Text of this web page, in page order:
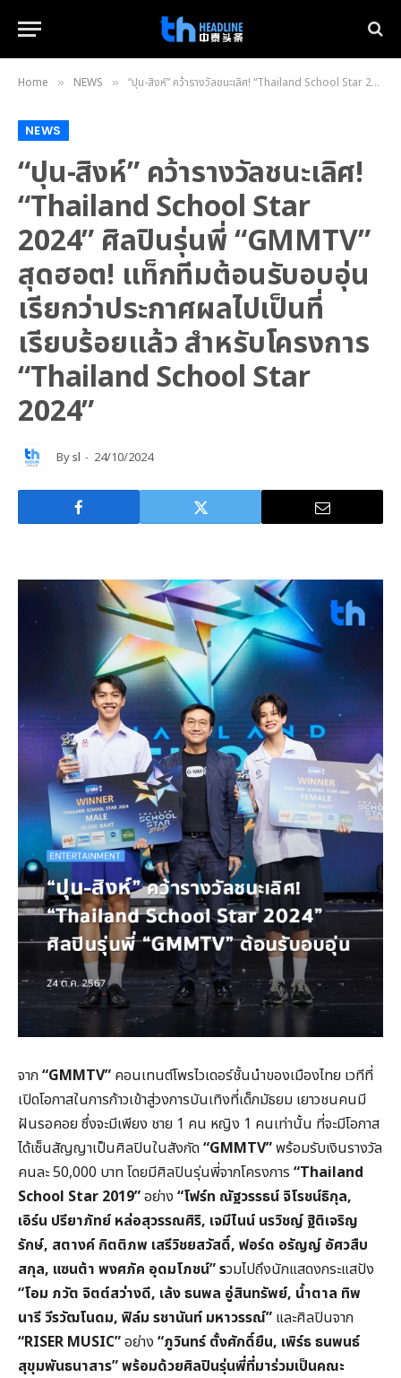
Home » NEWS » “ปุน-สิงห์” คว้ารางวัลชนะเลิศ! “Thailand School Star 2024” ศิลปินรุ่นพี่ “GMMTV” สุดฮอต! แท็กทีมต้อนรับอบอุ่น เรียกว่าประกาศผลไปเป็นที่เรียบร้อยแล้ว สำหรับโครงการ “Thailand School Star 2024”
NEWS
“ปุน-สิงห์” คว้ารางวัลชนะเลิศ!
“Thailand School Star
2024” ศิลปินรุ่นพี่ “GMMTV”
สุดฮอต! แท็กทีมต้อนรับอบอุ่น
เรียกว่าประกาศผลไปเป็นที่
เรียบร้อยแล้ว สำหรับโครงการ
“Thailand School Star
2024”
Bysl 24/10/2024
จาก“GMMTV” คอนเทนต์โพรไวเดอร์ชั้นนำของเมืองไทย เวทีที่
เปิดโอกาสในการก้าวเข้าสู่วงการบันเทิงที่เด็กมัธยม เยาวชนคนมี
ฝันรอคอย ซึ่งจะมีเพียง ชาย 1 คน หญิง 1 คนเท่านั้น ที่จะมีโอกาส
ได้เซ็นสัญญาเป็นศิลปินในสังกัด“GMMTV”พร้อมรับเงินรางวัล
คนละ 50,000 บาท โดยมีศิลปินรุ่นพี่จากโครงการ “Thailand
School Star 2019”อย่าง “โฟร์ท ณัฐวรรธน์ จิโรชน์ธิกุล,
เอิร์น ปรียาภัทย์ หล่อสุวรรณศิริ, เจมีไนน์ นรวิชญ์ ฐิติเจริญ
รักษ์, สตางค์ กิตติภพ เสรีวิชยสวัสดิ์, ฟอร์ด อรัญญ์ อัศวสืบ
สกุล, แซนต้า พงศภัค อุดมโภชน์” รวมไปถึงนักแสดงกระแสปัง
“โอม ภวัต จิตต์สว่างดี, เล้ง ธนพล อู่สินทรัพย์, น้ำตาล ทิพ
นารี วีรวัฒโนดม, ฟิล์ม รชานันท์ มหาวรรณ์” และศิลปินจาก
“RISER MUSIC”อย่าง “ภูวินทร์ ตั้งศักดิ์ยืน, เพิร์ธ ธนพนธ์
สุขุมพันธนาสาร” พร้อมด้วยศิลปินรุ่นพี่ที่มาร่วมเป็นคณะ